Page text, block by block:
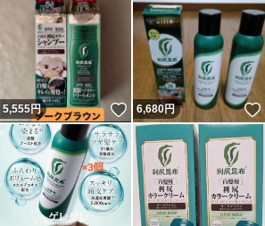
いいね！
5,555円 いいね！
6,680円